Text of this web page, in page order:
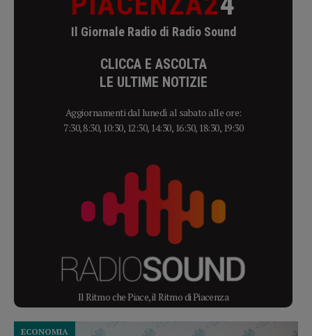
Il Giornale Radio di Radio Sound
CLICCA E ASCOLTA
LE ULTIME NOTIZIE
Aggiornamenti dal lunedì al sabato alle ore:
7:30, 8:30, 10:30, 12:30, 14:30, 16:30, 18:30, 19:30
Il Ritmo che Piace, il Ritmo di Piacenza
ECONOMIA